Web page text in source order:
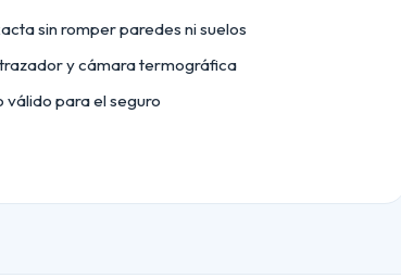
sin romper paredes ni suelos
y cámara termográfica
para el seguro